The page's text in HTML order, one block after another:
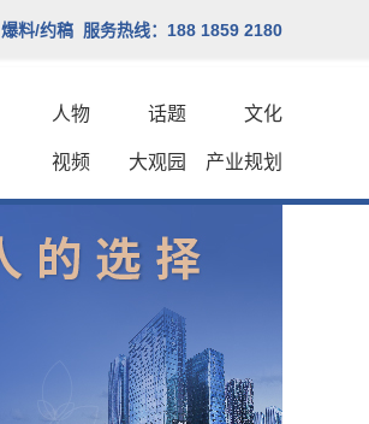
爆料/约稿 服务热线：188 1859 2180
人物 话题 文化
视频 大观园 产业规划